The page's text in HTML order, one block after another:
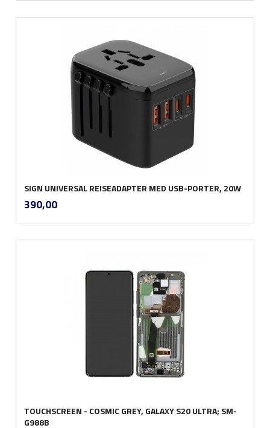
SIGN UNIVERSAL REISEADAPTER MED USB-PORTER, 20W
Pris
390,00mva.
TOUCHSCREEN - COSMIC GREY, GALAXY S20 ULTRA; SM-
G988B